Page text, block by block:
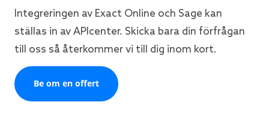
Integreringen av Exact Online och Sage kan
ställas in av APIcenter. Skicka bara din förfrågan
till oss så återkommer vi till dig inom kort.
Be om en offert